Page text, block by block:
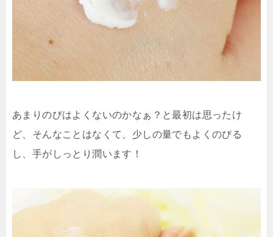
あまりのびはよくないのかなぁ？と最初は思ったけ
ど、そんなことはなくて、少しの量でもよくのびる
し、手がしっとり潤います！